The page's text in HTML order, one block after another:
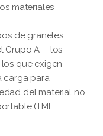
materiales
de graneles
Grupo A —los
que exigen
carga para
del material no
(TML,